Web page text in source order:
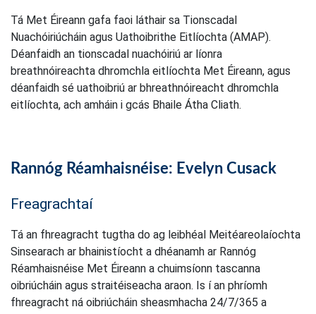
Tá Met Éireann gafa faoi láthair sa Tionscadal
Nuachóiriúcháin agus Uathoibrithe Eitlíochta (AMAP).
Déanfaidh an tionscadal nuachóiriú ar líonra
breathnóireachta dhromchla eitlíochta Met Éireann, agus
déanfaidh sé uathoibriú ar bhreathnóireacht dhromchla
eitlíochta, ach amháin i gcás Bhaile Átha Cliath.
Rannóg Réamhaisnéise: Evelyn Cusack
Freagrachtaí
Tá an fhreagracht tugtha do ag leibhéal Meitéareolaíochta
Sinsearach ar bhainistíocht a dhéanamh ar Rannóg
Réamhaisnéise Met Éireann a chuimsíonn tascanna
oibriúcháin agus straitéiseacha araon. Is í an phríomh
fhreagracht ná oibriúcháin sheasmhacha 24/7/365 a